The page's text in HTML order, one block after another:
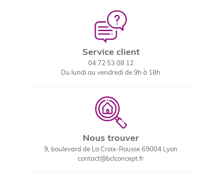
Service client
04 72 53 08 12
Du lundi au vendredi de 9h à 18h
Nous trouver
9, boulevard de La Croix-Rousse 69004 Lyon
contact@bclconcept.fr